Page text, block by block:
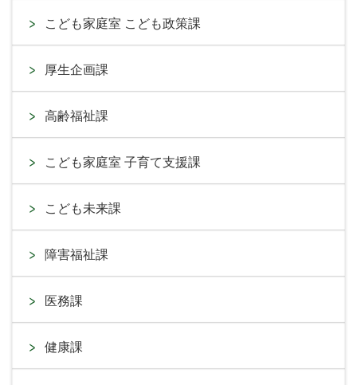
こども家庭室 こども政策課
厚生企画課
高齢福祉課
こども家庭室 子育て支援課
こども未来課
障害福祉課
医務課
健康課